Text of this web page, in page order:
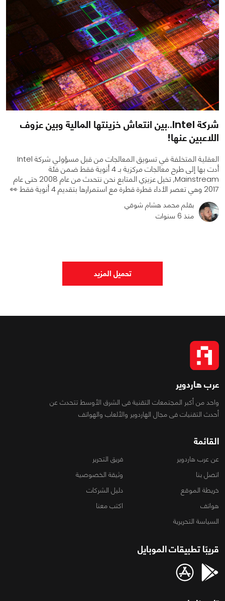
2321
شركة Intel..بين انتعاش خزينتها المالية وبين عزوف
اللاعبين عنها!
العقلية المتخلفة في تسويق المعالجات من قبل مسؤولي شركة Intel
أدت بها إلى طرح معالجات مركزية بـ 4 أنوية فقط ضمن فئة
Mainstream, تخيل عزيزي المتابع نحن نتحدث من عام 2008 حتى عام
2017 وهي تعصر الأداء قطرة قطرة مع استمرارها بتقديم 4 أنوية فقط 👀
بقلم محمد هشام شوقي
منذ 6 سنوات
تحميل المزيد
عرب هاردوير
واحد من أكبر المجتمعات التقنية فى الشرق الأوسط تتحدث عن
أحدث التقنيات فى مجال الهاردوير والألعاب والهواتف
القائمة
عن عرب هاردوير
فريق التحرير
اتصل بنا
وثيقة الخصوصية
خريطة الموقع
دليل الشركات
هواتف
اكتب معنا
السياسة التحريرية
قريبًا تطبيقات الموبايل